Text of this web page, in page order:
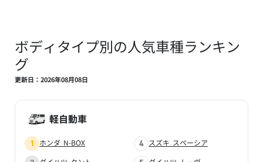
ステップワゴン
※2023年式（令和5年）買取相場
ボディタイプ別の人気車種ランキン
グ
更新日：2026年08月08日
軽自動車
ホンダ N-BOX
スズキ スペーシア